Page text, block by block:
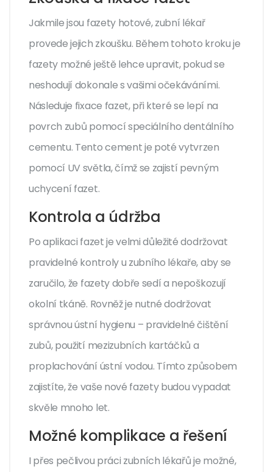
Jakmile jsou fazety hotové, zubní lékař
provede jejich zkoušku. Během tohoto kroku je
fazety možné ještě lehce upravit, pokud se
neshodují dokonale s vašimi očekáváními.
Následuje fixace fazet, při které se lepí na
povrch zubů pomocí speciálního dentálního
cementu. Tento cement je poté vytvrzen
pomocí UV světla, čímž se zajistí pevným
uchycení fazet.
Kontrola a údržba
Po aplikaci fazet je velmi důležité dodržovat
pravidelné kontroly u zubního lékaře, aby se
zaručilo, že fazety dobře sedí a nepoškozují
okolní tkáně. Rovněž je nutné dodržovat
správnou ústní hygienu – pravidelné čištění
zubů, použití mezizubních kartáčků a
proplachování ústní vodou. Tímto způsobem
zajistíte, že vaše nové fazety budou vypadat
skvěle mnoho let.
Možné komplikace a řešení
I přes pečlivou práci zubních lékařů je možné,